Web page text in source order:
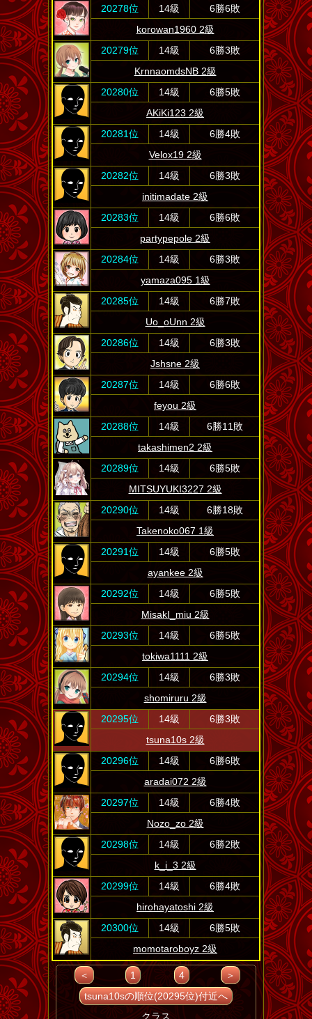
20278位
14級
6勝6敗
korowan1960 2級
20279位
14級
6勝3敗
KrnnaomdsNB 2級
20280位
14級
6勝5敗
AKiKi123 2級
20281位
14級
6勝4敗
Velox19 2級
20282位
14級
6勝3敗
initimadate 2級
20283位
14級
6勝6敗
partypepole 2級
20284位
14級
6勝3敗
yamaza095 1級
20285位
14級
6勝7敗
Uo_oUnn 2級
20286位
14級
6勝3敗
Jshsne 2級
20287位
14級
6勝6敗
feyou 2級
20288位
14級
6勝11敗
takashimen2 2級
20289位
14級
6勝5敗
MITSUYUKI3227 2級
20290位
14級
6勝18敗
Takenoko067 1級
20291位
14級
6勝5敗
ayankee 2級
20292位
14級
6勝5敗
MisakI_miu 2級
20293位
14級
6勝5敗
tokiwa1111 2級
20294位
14級
6勝3敗
shomiruru 2級
20295位
14級
6勝3敗
tsuna10s 2級
20296位
14級
6勝6敗
aradai072 2級
20297位
14級
6勝4敗
Nozo_zo 2級
20298位
14級
6勝2敗
k_i_3 2級
20299位
14級
6勝4敗
hirohayatoshi 2級
20300位
14級
6勝5敗
momotaroboyz 2級
＜ 1 4
＞
tsuna10sの順位(20295位)付近へ
クラス